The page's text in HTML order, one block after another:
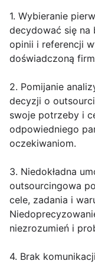
1. Wybieranie
decydować się na
opinii i referencji
doświadczoną
2. Pomijanie
decyzji o
swoje potrzeby i
odpowiedniego
oczekiwaniom.
3. Niedokładna
outsourcingowa
cele, zadania i
niezrozumień i
4. Brak